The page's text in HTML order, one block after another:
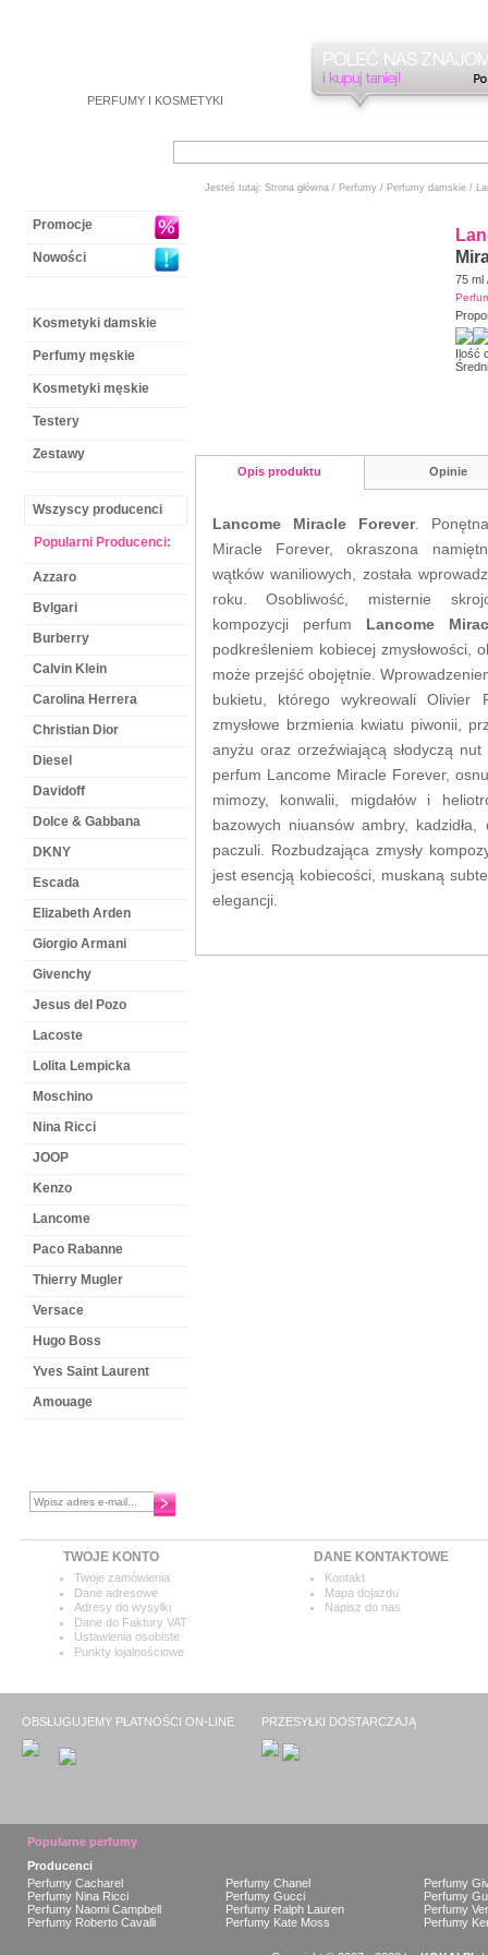
PERFUMY I KOSMETYKI
Promocje
Nowości
Kosmetyki damskie
Perfumy męskie
Kosmetyki męskie
Testery
Zestawy
Wszyscy producenci
Popularni Producenci:
Azzaro
Bvlgari
Burberry
Calvin Klein
Carolina Herrera
Christian Dior
Diesel
Davidoff
Dolce & Gabbana
DKNY
Escada
Elizabeth Arden
Giorgio Armani
Givenchy
Jesus del Pozo
Lacoste
Lolita Lempicka
Moschino
Nina Ricci
JOOP
Kenzo
Lancome
Paco Rabanne
Thierry Mugler
Versace
Hugo Boss
Yves Saint Laurent
Amouage
Jesteś tutaj: Strona główna/ Perfumy/ Perfumy damskie/
75 ml
Ilość
Opis produktu Opinie
Lancome Miracle Forever.
Miracle Forever, okraszona
wątków waniliowych, została
roku. Osobliwość, misternie
kompozycji perfum
Lancome
podkreśleniem kobiecej zmysłowości,
może przejść obojętnie.
bukietu, którego wykreowali
zmysłowe brzmienia kwiatu piwonii,
anyżu oraz orzeźwiającą słodyczą
perfum Lancome Miracle Forever,
mimozy, konwalii, migdałów i
bazowych niuansów ambry,
paczuli. Rozbudzająca zmysły
jest esencją kobiecości, muskaną
elegancji.
TWOJE KONTO
Twoje zamówienia
Dane adresowe
Adresy do wysyłki
Dane do Faktury VAT
Ustawienia osobiste
Punkty lojalnościowe
DANE KONTAKTOWE
Kontakt
Mapa dojazdu
Napisz do nas
OBSŁUGUJEMY PŁATNOŚCI ON-LINE PRZESYŁKI DOSTARCZAJĄ
Popularne perfumy
Producenci
Perfumy Cacharel
Perfumy Chanel
Perfumy
Perfumy Nina Ricci
Perfumy Gucci
Perfumy
Perfumy Naomi Campbell
Perfumy Ralph Lauren
Perfumy
Perfumy Roberto Cavalli
Perfumy Kate Moss Perfumy